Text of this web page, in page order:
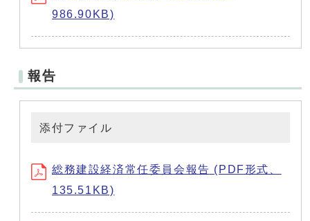
986.90KB)
報告
添付ファイル
総務建設経済常任委員会報告 (PDF形式、
135.51KB)